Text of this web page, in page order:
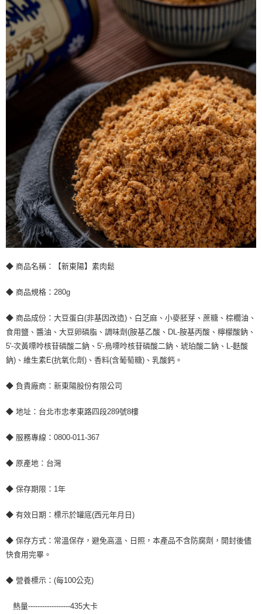
◆ 商品名稱：【新東陽】素肉鬆
◆ 商品規格：280g
◆ 商品成份：大豆蛋白(非基因改造)、白芝麻、小麥胚芽、蔗糖、棕櫚油、
食用鹽、醬油、大豆卵磷脂、調味劑(胺基乙酸、DL-胺基丙酸、檸檬酸鈉、
5'-次黃嘌呤核苷磷酸二鈉、5'-鳥嘌呤核苷磷酸二鈉、琥珀酸二鈉、L-麩酸
鈉)、維生素E(抗氧化劑)、香料(含葡萄糖)、乳酸鈣。
◆ 負責廠商：新東陽股份有限公司
◆ 地址：台北市忠孝東路四段289號8樓
◆ 服務專線：0800-011-367
◆ 原產地：台灣
◆ 保存期限：1年
◆ 有效日期：標示於罐底(西元年月日)
◆ 保存方式：常溫保存，避免高溫、日照，本產品不含防腐劑，開封後儘
快食用完畢。
◆ 營養標示：(每100公克)
熱量------------------435大卡